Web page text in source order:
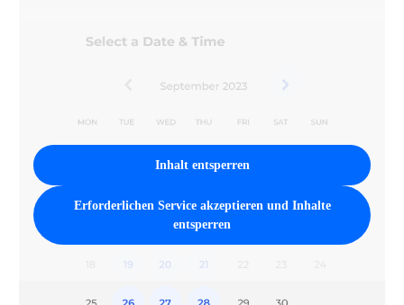
Inhalt entsperren
Erforderlichen Service akzeptieren und Inhalte
entsperren